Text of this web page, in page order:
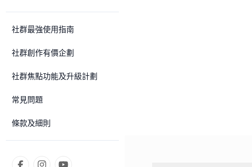
社群最強使用指南
社群創作有價企劃
社群焦點功能及升級計劃
常見問題
條款及細則